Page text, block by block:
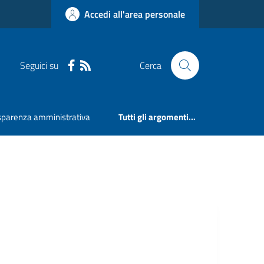
Accedi all'area personale
Seguici su Cerca
amministrativa Tutti gli argomenti...